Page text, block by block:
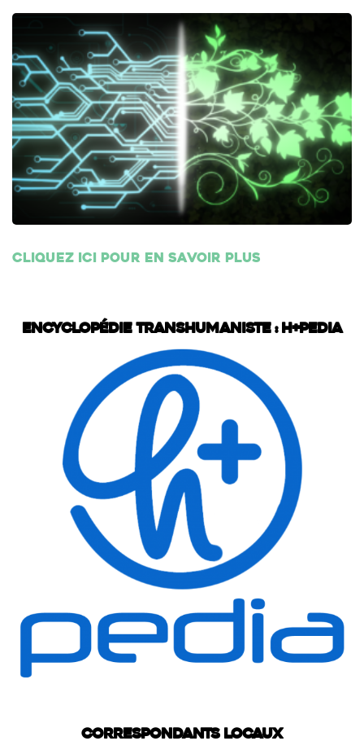
Cliquez ici pour en savoir plus
Encyclopédie transhumaniste : H+Pedia
Correspondants locaux